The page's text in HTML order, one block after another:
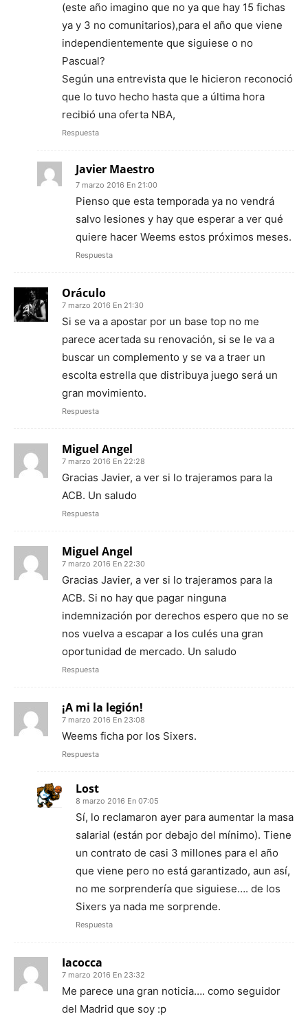
(este año imagino que no ya que hay 15 fichas
ya y 3 no comunitarios),para el año que viene
independientemente que siguiese o no
Pascual?
Según una entrevista que le hicieron reconoció
que lo tuvo hecho hasta que a última hora
recibió una oferta NBA,
Respuesta
Javier Maestro
7 marzo 2016 En 21:00
Pienso que esta temporada ya no vendrá
salvo lesiones y hay que esperar a ver qué
quiere hacer Weems estos próximos meses.
Respuesta
Oráculo
7 marzo 2016 En 21:30
Si se va a apostar por un base top no me
parece acertada su renovación, si se le va a
buscar un complemento y se va a traer un
escolta estrella que distribuya juego será un
gran movimiento.
Respuesta
Miguel Angel
7 marzo 2016 En 22:28
Gracias Javier, a ver si lo trajeramos para la
ACB. Un saludo
Respuesta
Miguel Angel
7 marzo 2016 En 22:30
Gracias Javier, a ver si lo trajeramos para la
ACB. Si no hay que pagar ninguna
indemnización por derechos espero que no se
nos vuelva a escapar a los culés una gran
oportunidad de mercado. Un saludo
Respuesta
¡A mi la legión!
7 marzo 2016 En 23:08
Weems ficha por los Sixers.
Respuesta
Lost
8 marzo 2016 En 07:05
Sí, lo reclamaron ayer para aumentar la masa
salarial (están por debajo del mínimo). Tiene
un contrato de casi 3 millones para el año
que viene pero no está garantizado, aun así,
no me sorprendería que siguiese…. de los
Sixers ya nada me sorprende.
Respuesta
Iacocca
7 marzo 2016 En 23:32
Me parece una gran noticia…. como seguidor
del Madrid que soy :p